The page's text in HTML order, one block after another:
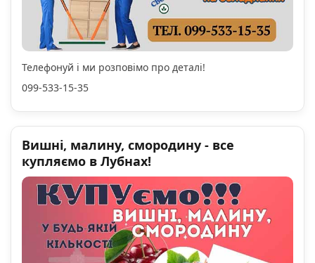
Телефонуй і ми розповімо про деталі!
099-533-15-35
Вишні, малину, смородину - все
купляємо в Лубнах!